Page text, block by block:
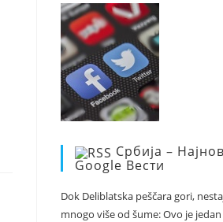
Србија –
Google Вести
Dok Deliblatska peščara gori,
mnogo više od šume: Ovo je